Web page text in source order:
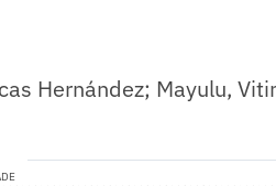
Hernández; Mayulu,